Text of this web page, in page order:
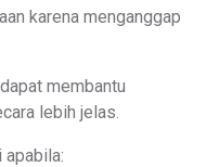
karena menganggap
membantu
lebih jelas.